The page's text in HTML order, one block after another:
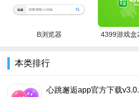
B浏览器
4399游戏
本类排行
心跳邂逅app官方下载